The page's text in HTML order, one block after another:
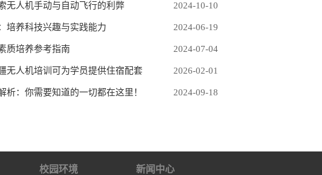
2024-10-10
无人机手动与自动飞行的利弊
2024-06-19
培养科技兴趣与实践能力
2024-07-04
质培养参考指南
2026-02-01
无人机培训可为学员提供住宿配套
2024-09-18
析：你需要知道的一切都在这里！
校园环境 新闻中心